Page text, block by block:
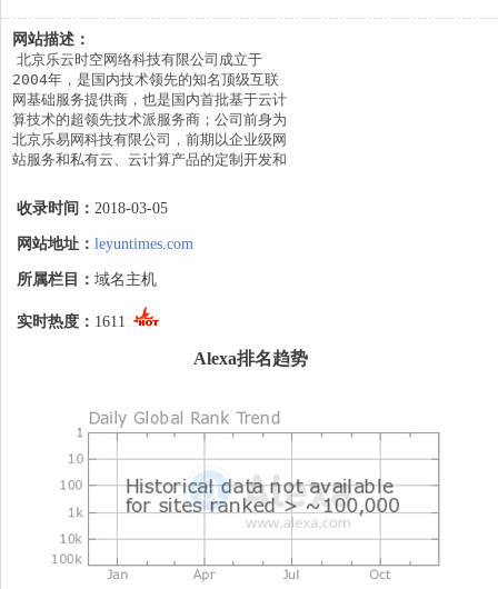
网站描述：
北京乐云时空网络科技有限公司成立于
2004年，是国内技术领先的知名顶级互联
网基础服务提供商，也是国内首批基于云计
算技术的超领先技术派服务商；公司前身为
北京乐易网科技有限公司，前期以企业级网
站服务和私有云、云计算产品的定制开发和
保持着良好与长期的合作关系。
乐云中国致力于为海内外用户提供云产品与
服务（含云服务器、云空间、云电脑、云邮
器租用、服务器托管、机柜及带宽等）、域
点服务器、存储服务器、普通应用服务器
收录时间： 2018-03-05
网站地址： leyuntimes.com
所属栏目： 域名主机
实时热度： 1611
Alexa排名趋势